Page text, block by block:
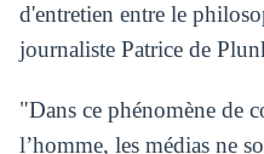
d'entretien entre le
journaliste Patrice de
"Dans ce phénomène de
l’homme, les médias ne